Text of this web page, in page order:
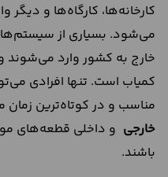
کارخانه‌ها، کارگاه‌ها و دیگر
می‌شود. بسیاری از
خارج به کشور وارد
کمیاب است. تنها افرادی
مناسب و در کوتاه‌ترین زمان
خارجی و داخلی قطعه‌های
باشند.